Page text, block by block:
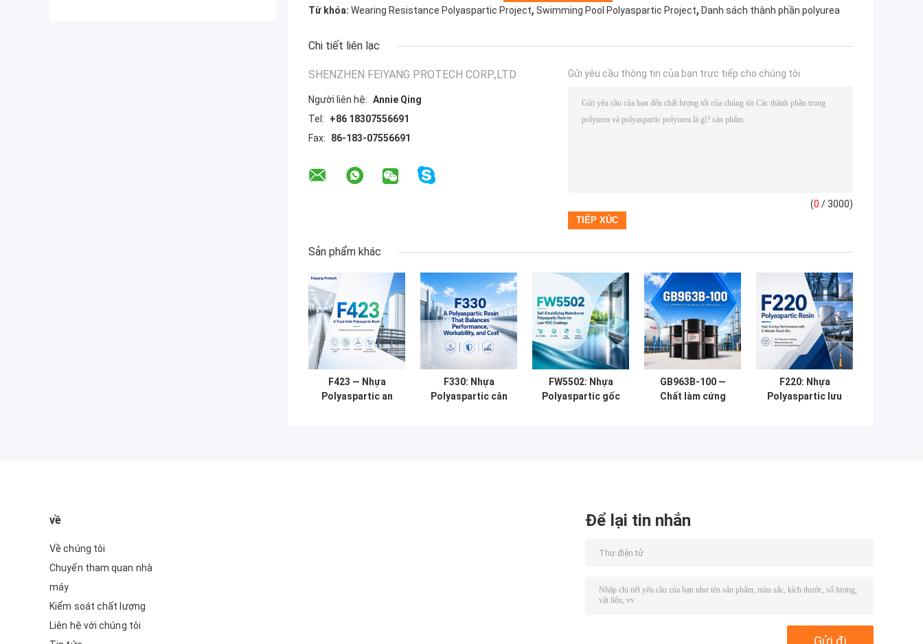
Từ khóa: Wearing Resistance Polyaspartic Project, Swimming Pool Polyaspartic Project, Danh sách thành phần polyurea
Chi tiết liên lạc
SHENZHEN FEIYANG PROTECH CORP.,LTD
Người liên hệ: Annie Qing
Tel:
+86 18307556691
Fax:
86-183-07556691
Gửi yêu cầu thông tin của bạn trực tiếp cho chúng tôi
(0 / 3000)
Sản phẩm khác
F423 — Nhựa
Polyaspartic an
F330: Nhựa
Polyaspartic cân
FW5502: Nhựa
Polyaspartic gốc
GB963B-100 —
Chất làm cứng
F220: Nhựa
Polyaspartic lưu
về
Về chúng tôi
Chuyến tham quan nhà
máy
Kiểm soát chất lượng
Liên hệ với chúng tôi
Để lại tin nhắn